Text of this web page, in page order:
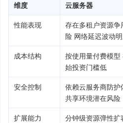
维度 云服务器
性能表现
存在多租户资源争
险 网络延迟波动
成本结构
按使用量付费模型
始投资门槛低
安全控制
依赖云服务商防护
共享环境潜在风险
扩展能力
分钟级资源弹性扩